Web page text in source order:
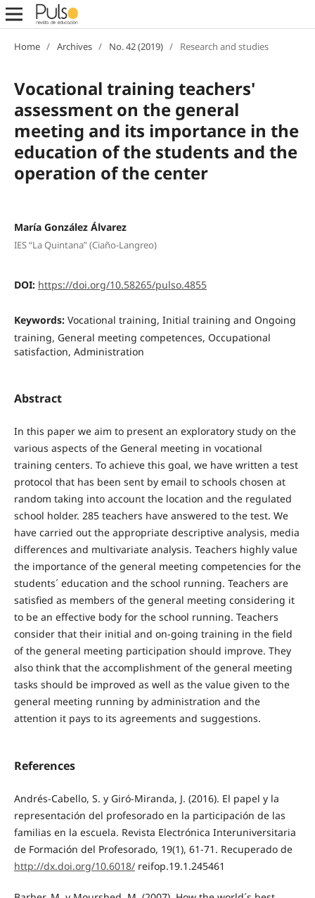
Home / Archives / No. 42 (2019) / Research and studies
Vocational training teachers'
assessment on the general
meeting and its importance in the
education of the students and the
operation of the center
María González Álvarez
IES “La Quintana” (Ciaño-Langreo)
DOI: https://doi.org/10.58265/pulso.4855
Keywords: Vocational training, Initial training and Ongoing
training, General meeting competences, Occupational
satisfaction, Administration
Abstract
In this paper we aim to present an exploratory study on the
various aspects of the General meeting in vocational
training centers. To achieve this goal, we have written a test
protocol that has been sent by email to schools chosen at
random taking into account the location and the regulated
school holder. 285 teachers have answered to the test. We
have carried out the appropriate descriptive analysis, media
differences and multivariate analysis. Teachers highly value
the importance of the general meeting competencies for the
students´ education and the school running. Teachers are
satisfied as members of the general meeting considering it
to be an effective body for the school running. Teachers
consider that their initial and on-going training in the field
of the general meeting participation should improve. They
also think that the accomplishment of the general meeting
tasks should be improved as well as the value given to the
general meeting running by administration and the
attention it pays to its agreements and suggestions.
References
Andrés-Cabello, S. y Giró-Miranda, J. (2016). El papel y la
representación del profesorado en la participación de las
familias en la escuela. Revista Electrónica Interuniversitaria
de Formación del Profesorado, 19(1), 61-71. Recuperado de
http://dx.doi.org/10.6018/reifop.19.1.245461